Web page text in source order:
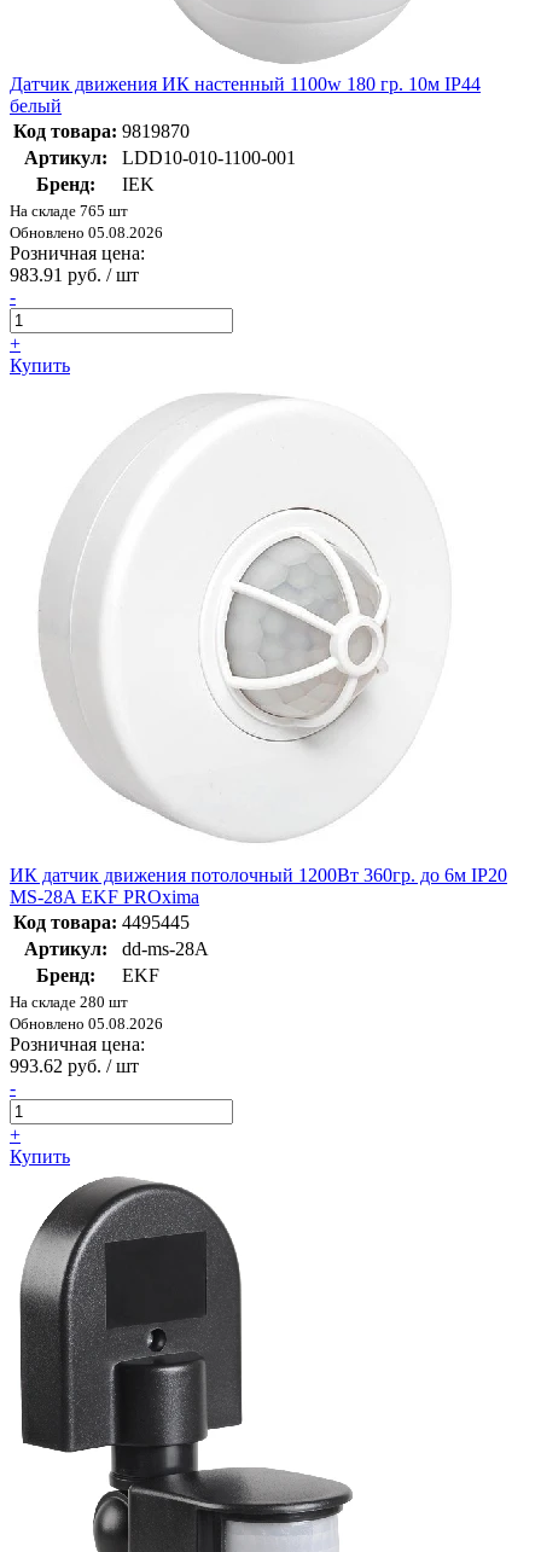
Датчик движения ИК настенный 1100w 180 гр. 10м IP44
белый
Код товара: 9819870
Артикул:
LDD10-010-1100-001
Бренд:
IEK
На складе 765 шт
Обновлено 05.08.2026
Розничная цена:
983.91 руб. / шт
-
+
Купить
ИК датчик движения потолочный 1200Вт 360гр. до 6м IP20
MS-28A EKF PROxima
Код товара: 4495445
Артикул:
dd-ms-28A
Бренд:
EKF
На складе 280 шт
Обновлено 05.08.2026
Розничная цена:
993.62 руб. / шт
-
+
Купить